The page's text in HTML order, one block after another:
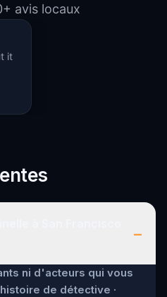
avis locaux
it
–
ni d'acteurs qui vous
de détective ·